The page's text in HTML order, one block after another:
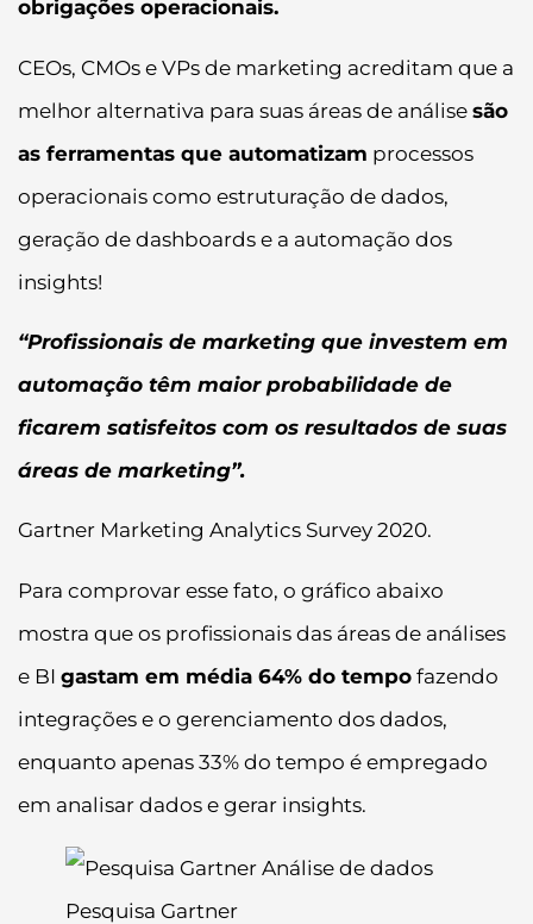
obrigações operacionais.
CEOs, CMOs e VPs de marketing acreditam que a
melhor alternativa para suas áreas de análise são
as ferramentas que automatizam processos
operacionais como estruturação de dados,
geração de dashboards e a automação dos
insights!
“Profissionais de marketing que investem em
automação têm maior probabilidade de
ficarem satisfeitos com os resultados de suas
áreas de marketing”.
Gartner Marketing Analytics Survey 2020.
Para comprovar esse fato, o gráfico abaixo
mostra que os profissionais das áreas de análises
e BI gastam em média 64% do tempo fazendo
integrações e o gerenciamento dos dados,
enquanto apenas 33% do tempo é empregado
em analisar dados e gerar insights.
Pesquisa Gartner